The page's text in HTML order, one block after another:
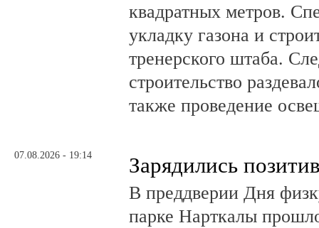
квадратных метров.
укладку газона и
тренерского штаба.
строительство
также проведение
07.08.2026 - 19:14 Зарядились
В преддверии Дня
парке Нарткалы